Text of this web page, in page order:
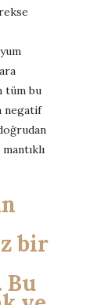
tüm bu
negatif
bir
Bu